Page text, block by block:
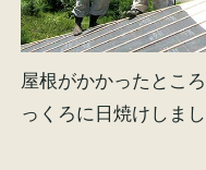
屋根がかかったとこ
っくろに日焼けしまし